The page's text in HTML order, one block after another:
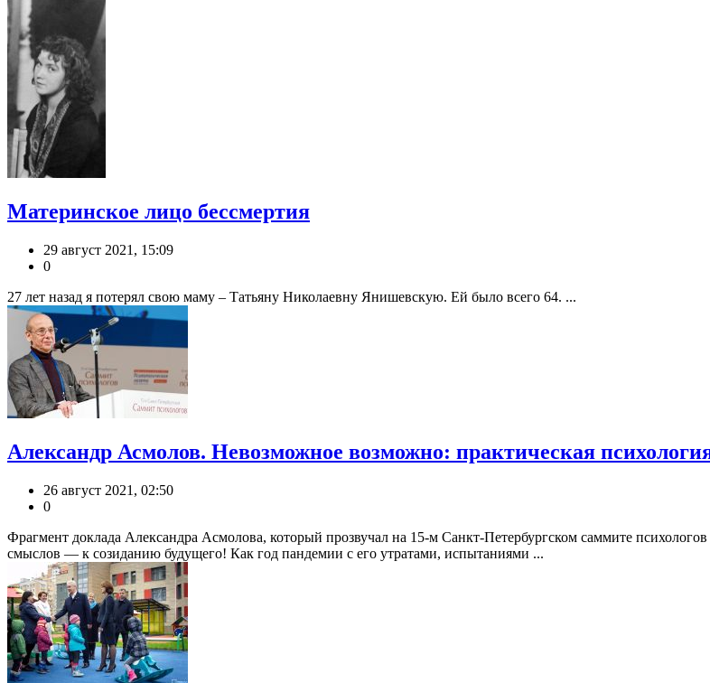
Материнское лицо бессмертия
29 август 2021, 15:09
0
27 лет назад я потерял свою маму – Татьяну Николаевну Янишевскую. Ей было всего 64. ...
Александр Асмолов. Невозможное возможно: практическая
26 август 2021, 02:50
0
Фрагмент доклада Александра Асмолова, который прозвучал на 15-м Санкт-Петербургском саммите
смыслов — к созиданию будущего! Как год пандемии с его утратами, испытаниями ...